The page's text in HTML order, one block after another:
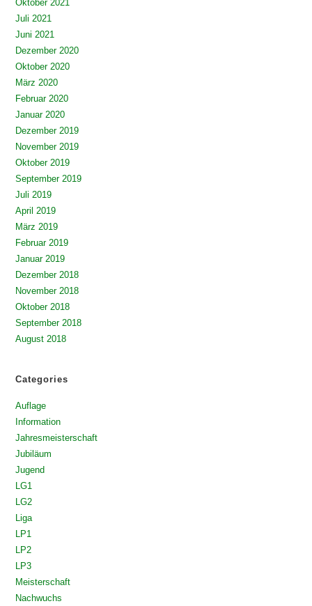
Oktober 2021
Juli 2021
Juni 2021
Dezember 2020
Oktober 2020
März 2020
Februar 2020
Januar 2020
Dezember 2019
November 2019
Oktober 2019
September 2019
Juli 2019
April 2019
März 2019
Februar 2019
Januar 2019
Dezember 2018
November 2018
Oktober 2018
September 2018
August 2018
Categories
Auflage
Information
Jahresmeisterschaft
Jubiläum
Jugend
LG1
LG2
Liga
LP1
LP2
LP3
Meisterschaft
Nachwuchs